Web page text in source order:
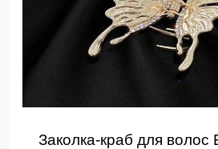
Заколка-краб для волос